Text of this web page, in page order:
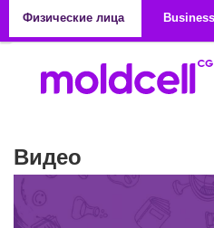
Физические лица
Business
Видео